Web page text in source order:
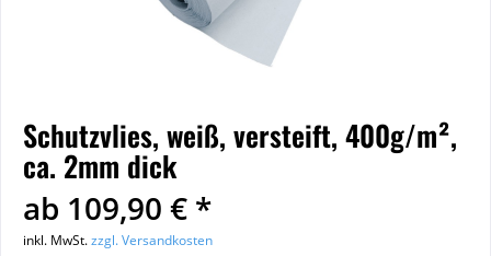
Schutzvlies, weiß, versteift, 400g/m²,
ca. 2mm dick
ab 109,90 € *
inkl. MwSt.zzgl. Versandkosten